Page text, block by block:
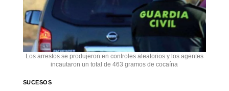
Los arrestos se produjeron en controles aleatorios y los agentes
incautaron un total de 463 gramos de cocaína
SUCESOS